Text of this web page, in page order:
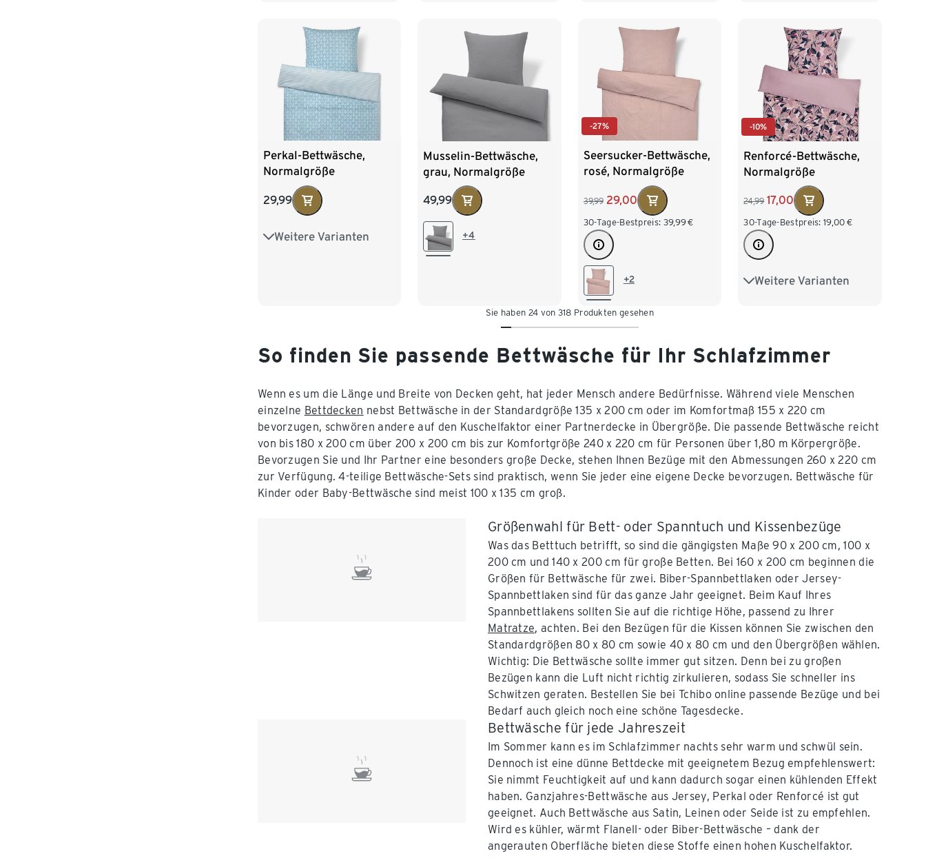
Perkal-Bettwäsche,
Normalgröße
29,99
Weitere Varianten
Übergröße
Musselin-Bettwäsche,
grau, Normalgröße
49,99
+4
-27%
Seersucker-Bettwäsche,
rosé, Normalgröße
39,99 29,00
30-Tage-Bestpreis: 39,99€
+2
-10%
Renforcé-Bettwäsche,
Normalgröße
24,99 17,00
30-Tage-Bestpreis: 19,00 €
Weitere Varianten
Übergröße
Sie haben 24 von 318 Produkten gesehen
So finden Sie passende Bettwäsche für Ihr Schlafzimmer
Wenn es um die Länge und Breite von Decken geht, hat jeder Mensch andere Bedürfnisse. Während viele Menschen
einzelne Bettdecken nebst Bettwäsche in der Standardgröße 135 x 200 cm oder im Komfortmaß 155 x 220 cm
bevorzugen, schwören andere auf den Kuschelfaktor einer Partnerdecke in Übergröße. Die passende Bettwäsche reicht
von bis 180 x 200 cm über 200 x 200 cm bis zur Komfortgröße 240 x 220 cm für Personen über 1,80 m Körpergröße.
Bevorzugen Sie und Ihr Partner eine besonders große Decke, stehen Ihnen Bezüge mit den Abmessungen 260 x 220 cm
zur Verfügung. 4-teilige Bettwäsche-Sets sind praktisch, wenn Sie jeder eine eigene Decke bevorzugen. Bettwäsche für
Kinder oder Baby-Bettwäsche sind meist 100 x 135 cm groß.
Größenwahl für Bett- oder Spanntuch und Kissenbezüge
Was das Betttuch betrifft, so sind die gängigsten Maße 90 x 200 cm, 100 x
200 cm und 140 x 200 cm für große Betten. Bei 160 x 200 cm beginnen die
Größen für Bettwäsche für zwei. Biber-Spannbettlaken oder Jersey-
Spannbettlaken sind für das ganze Jahr geeignet. Beim Kauf Ihres
Spannbettlakens sollten Sie auf die richtige Höhe, passend zu Ihrer
Matratze, achten. Bei den Bezügen für die Kissen können Sie zwischen den
Standardgrößen 80 x 80 cm sowie 40 x 80 cm und den Übergrößen wählen.
Wichtig: Die Bettwäsche sollte immer gut sitzen. Denn bei zu großen
Bezügen kann die Luft nicht richtig zirkulieren, sodass Sie schneller ins
Schwitzen geraten. Bestellen Sie bei Tchibo online passende Bezüge und bei
Bedarf auch gleich noch eine schöne Tagesdecke.
Bettwäsche für jede Jahreszeit
Im Sommer kann es im Schlafzimmer nachts sehr warm und schwül sein.
Dennoch ist eine dünne Bettdecke mit geeignetem Bezug empfehlenswert:
Sie nimmt Feuchtigkeit auf und kann dadurch sogar einen kühlenden Effekt
haben. Ganzjahres-Bettwäsche aus Jersey, Perkal oder Renforcé ist gut
geeignet. Auch Bettwäsche aus Satin, Leinen oder Seide ist zu empfehlen.
Wird es kühler, wärmt Flanell- oder Biber-Bettwäsche – dank der
angerauten Oberfläche bieten diese Stoffe einen hohen Kuschelfaktor.